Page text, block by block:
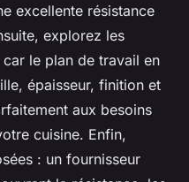
excellente résistance
explorez les
le plan de travail en
épaisseur, finition et
aux besoins
cuisine. Enfin,
: un fournisseur